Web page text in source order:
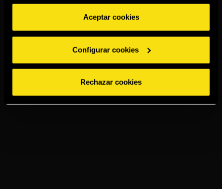
Aceptar cookies
Configurar cookies
Rechazar cookies